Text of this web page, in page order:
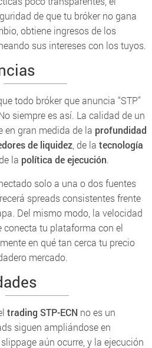
de que tu bróker no gana
obtiene ingresos de los
sus intereses con los tuyos.
todo bróker que anuncia “STP”
siempre es así. La calidad de un
en gran medida de la profundidad
de liquidez, de la tecnología
la política de ejecución.
solo a una o dos fuentes
spreads consistentes frente
Del mismo modo, la velocidad
conecta tu plataforma con el
en qué tan cerca tu precio
mercado.
trading STP-ECN no es un
siguen ampliándose en
slippageaún ocurre, y la ejecución